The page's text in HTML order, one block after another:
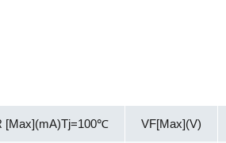
[Max](mA)Tj=100℃ VF[Max](V)